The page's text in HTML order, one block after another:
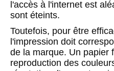
l'accès à l'internet est
sont éteints.
Toutefois, pour être
l'impression doit
de la marque. Un papier
reproduction des